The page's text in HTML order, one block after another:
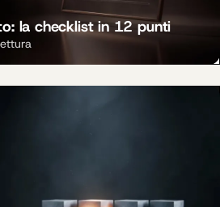
la checklist in 12 punti